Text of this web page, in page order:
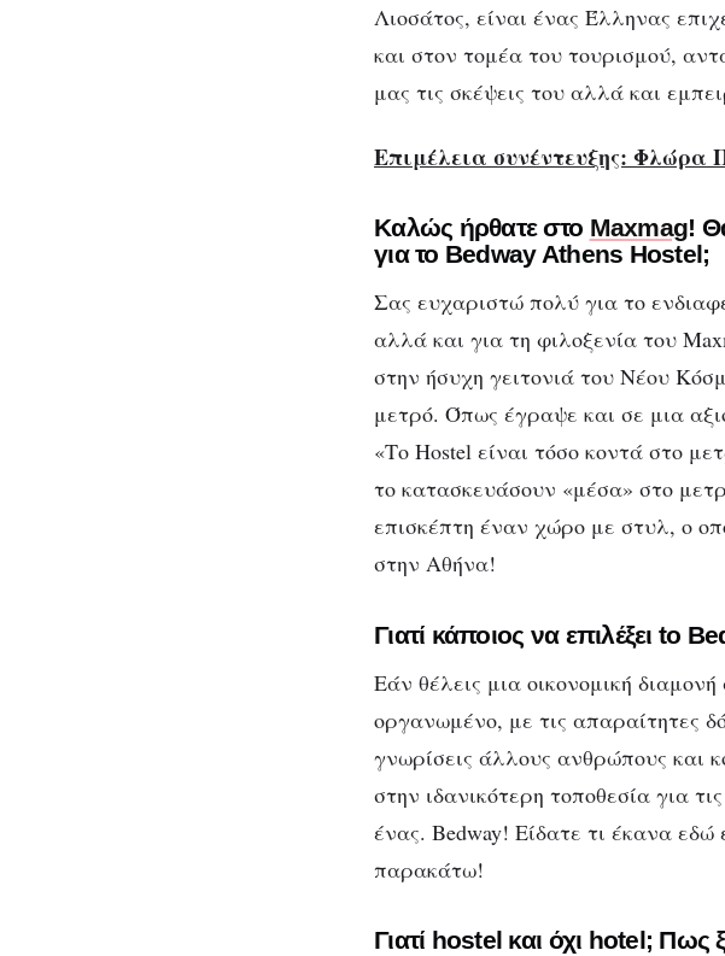
Λιοσάτος, είναι ένας Έλληνας
και στον τομέα του τουρισμού,
μας τις σκέψεις του αλλά και
Επιμέλεια συνέντευξης: Φλώρα
Καλώς ήρθατε στο Maxmag!
για το Βedway Athens Ηostel;
Σας ευχαριστώ πολύ για το
αλλά και για τη φιλοξενία του
στην ήσυχη γειτονιά του Νέου
μετρό. Όπως έγραψε και σε μια
«Το Hostel είναι τόσο κοντά στο
το κατασκευάσουν «μέσα» στο
επισκέπτη έναν χώρο με στυλ, ο
στην Αθήνα!
Γιατί κάποιος να επιλέξει to
Εάν θέλεις μια οικονομική
οργανωμένο, με τις απαραίτητες
γνωρίσεις άλλους ανθρώπους και
στην ιδανικότερη τοποθεσία για
ένας. Bedway! Είδατε τι έκανα
παρακάτω!
Γιατί hostel και όχι hotel; Πως